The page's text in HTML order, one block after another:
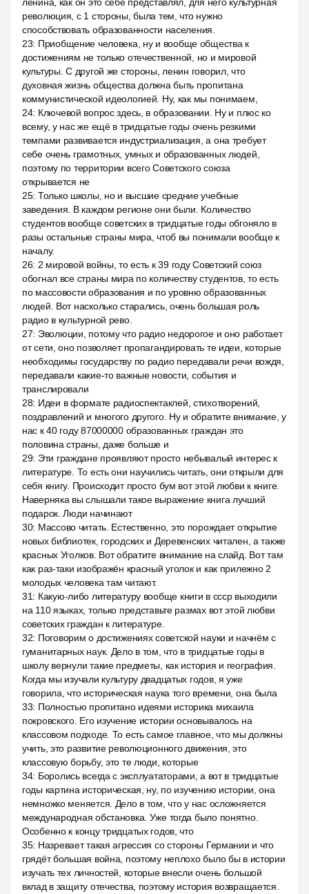
революция, с 1 стороны, была тем, что нужно
способствовать образованности населения.
23: Приобщение человека, ну и вообще общества к
достижениям не только отечественной, но и мировой
культуры. С другой же стороны, ленин говорил, что
духовная жизнь общества должна быть пропитана
коммунистической идеологией. Ну, как мы понимаем,
24: Ключевой вопрос здесь, в образовании. Ну и плюс ко
всему, у нас же ещё в тридцатые годы очень резкими
темпами развивается индустриализация, а она требует
себе очень грамотных, умных и образованных людей,
поэтому по территории всего Советского союза
открывается не
25: Только школы, но и высшие средние учебные
заведения. В каждом регионе они были. Количество
студентов вообще советских в тридцатые годы обгоняло в
разы остальные страны мира, чтоб вы понимали вообще к
началу.
26: 2 мировой войны, то есть к 39 году Советский союз
обогнал все страны мира по количеству студентов, то есть
по массовости образования и по уровню образованных
людей. Вот насколько старались, очень большая роль
радио в культурной рево.
27: Эволюции, потому что радио недорогое и оно работает
от сети, оно позволяет пропагандировать те идеи, которые
необходимы государству по радио передавали речи вождя,
передавали какие-то важные новости, события и
транслировали
28: Идеи в формате радиоспектаклей, стихотворений,
поздравлений и многого другого. Ну и обратите внимание, у
нас к 40 году 87000000 образованных граждан это
половина страны, даже больше и
29: Эти граждане проявляют просто небывалый интерес к
литературе. То есть они научились читать, они открыли для
себя книгу. Происходит просто бум вот этой любви к книге.
Наверняка вы слышали такое выражение книга лучший
подарок. Люди начинают
30: Массово читать. Естественно, это порождает открытие
новых библиотек, городских и Деревенских читален, а также
красных Уголков. Вот обратите внимание на слайд. Вот там
как раз-таки изображён красный уголок и как прилежно 2
молодых человека там читают.
31: Какую-либо литературу вообще книги в ссср выходили
на 110 языках, только представьте размах вот этой любви
советских граждан к литературе.
32: Поговорим о достижениях советской науки и начнём с
гуманитарных наук. Дело в том, что в тридцатые годы в
школу вернули такие предметы, как история и география.
Когда мы изучали культуру двадцатых годов, я уже
говорила, что историческая наука того времени, она была
33: Полностью пропитано идеями историка михаила
покровского. Его изучение истории основывалось на
классовом подходе. То есть самое главное, что мы должны
учить, это развитие революционного движения, это
классовую борьбу, это те люди, которые
34: Боролись всегда с эксплуататорами, а вот в тридцатые
годы картина историческая, ну, по изучению истории, она
немножко меняется. Дело в том, что у нас осложняется
международная обстановка. Уже тогда было понятно.
Особенно к концу тридцатых годов, что
35: Назревает такая агрессия со стороны Германии и что
грядёт большая война, поэтому неплохо было бы в истории
изучать тех личностей, которые внесли очень большой
вклад в защиту отечества, поэтому история возвращается.